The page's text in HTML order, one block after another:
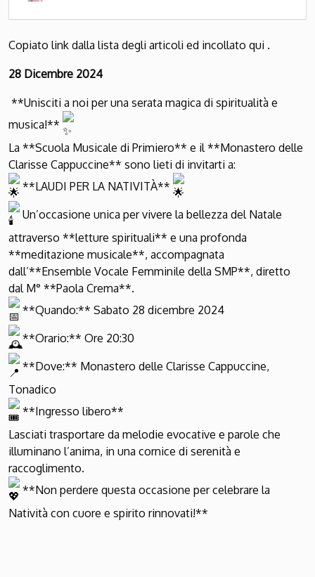
Copiato link dalla lista degli articoli ed incollato qui .
28 Dicembre 2024
**Unisciti a noi per una serata magica di spiritualità e
musica!**
La **Scuola Musicale di Primiero** e il **Monastero delle
Clarisse Cappuccine** sono lieti di invitarti a:
**LAUDI PER LA NATIVITÀ**
Un’occasione unica per vivere la bellezza del Natale
attraverso **letture spirituali** e una profonda
**meditazione musicale**, accompagnata
dall’**Ensemble Vocale Femminile della SMP**, diretto
dal M° **Paola Crema**.
**Quando:** Sabato 28 dicembre 2024
**Orario:** Ore 20:30
**Dove:** Monastero delle Clarisse Cappuccine,
Tonadico
**Ingresso libero**
Lasciati trasportare da melodie evocative e parole che
illuminano l’anima, in una cornice di serenità e
raccoglimento.
**Non perdere questa occasione per celebrare la
Natività con cuore e spirito rinnovati!**